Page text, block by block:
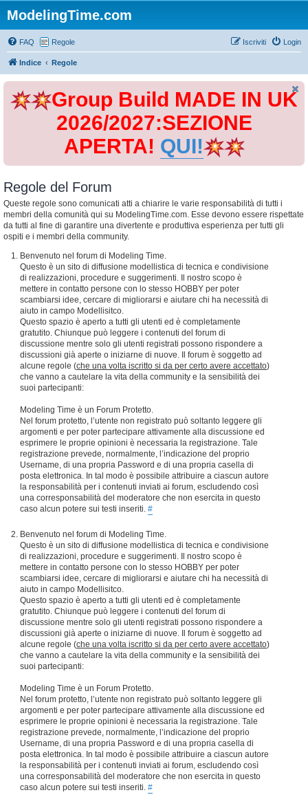
ModelingTime.com
FAQ Regole Login
Iscriviti
Indice Regole
Group Build MADE IN UK
2026/2027:SEZIONE
APERTA! QUI!
Regole del Forum
Queste regole sono comunicati atti a chiarire le varie responsabilità di tutti i
membri della comunità qui su ModelingTime.com. Esse devono essere rispettate
da tutti al fine di garantire una divertente e produttiva esperienza per tutti gli
ospiti e i membri della community.
Benvenuto nel forum di Modeling Time.
Questo è un sito di diffusione modellistica di tecnica e condivisione
di realizzazioni, procedure e suggerimenti. Il nostro scopo è
mettere in contatto persone con lo stesso HOBBY per poter
scambiarsi idee, cercare di migliorarsi e aiutare chi ha necessità di
aiuto in campo Modellisitco.
Questo spazio è aperto a tutti gli utenti ed è completamente
gratutito. Chiunque può leggere i contenuti del forum di
discussione mentre solo gli utenti registrati possono rispondere a
discussioni già aperte o iniziarne di nuove. Il forum è soggetto ad
alcune regole (che una volta iscritto si da per certo avere accettato)
che vanno a cautelare la vita della community e la sensibilità dei
suoi partecipanti:
Modeling Time è un Forum Protetto.
Nel forum protetto, l’utente non registrato può soltanto leggere gli
argomenti e per poter partecipare attivamente alla discussione ed
esprimere le proprie opinioni è necessaria la registrazione. Tale
registrazione prevede, normalmente, l’indicazione del proprio
Username, di una propria Password e di una propria casella di
posta elettronica. In tal modo è possibile attribuire a ciascun autore
la responsabilità per i contenuti inviati ai forum, escludendo così
una corresponsabilità del moderatore che non esercita in questo
caso alcun potere sui testi inseriti. #
Benvenuto nel forum di Modeling Time.
Questo è un sito di diffusione modellistica di tecnica e condivisione
di realizzazioni, procedure e suggerimenti. Il nostro scopo è
mettere in contatto persone con lo stesso HOBBY per poter
scambiarsi idee, cercare di migliorarsi e aiutare chi ha necessità di
aiuto in campo Modellisitco.
Questo spazio è aperto a tutti gli utenti ed è completamente
gratutito. Chiunque può leggere i contenuti del forum di
discussione mentre solo gli utenti registrati possono rispondere a
discussioni già aperte o iniziarne di nuove. Il forum è soggetto ad
alcune regole (che una volta iscritto si da per certo avere accettato)
che vanno a cautelare la vita della community e la sensibilità dei
suoi partecipanti:
Modeling Time è un Forum Protetto.
Nel forum protetto, l’utente non registrato può soltanto leggere gli
argomenti e per poter partecipare attivamente alla discussione ed
esprimere le proprie opinioni è necessaria la registrazione. Tale
registrazione prevede, normalmente, l’indicazione del proprio
Username, di una propria Password e di una propria casella di
posta elettronica. In tal modo è possibile attribuire a ciascun autore
la responsabilità per i contenuti inviati ai forum, escludendo così
una corresponsabilità del moderatore che non esercita in questo
caso alcun potere sui testi inseriti. #